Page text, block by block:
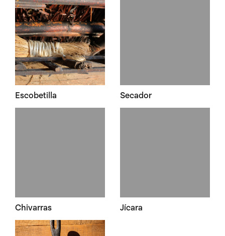
Escobetilla Secador
Chivarras Jícara